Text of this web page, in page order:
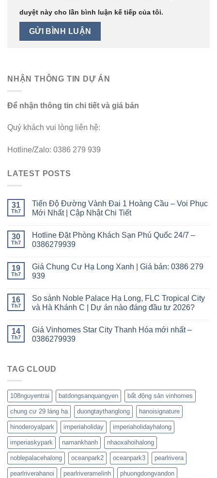
duyệt này cho lần bình luận kế tiếp của tôi.
NHẬN THÔNG TIN DỰ ÁN
Để nhận thông tin chi tiết và giá bán
Quý khách vui lòng liên hệ:
Hotline/Zalo: 0386 279 939
LATEST POSTS
31
Th7
Tiến Độ Đường Vành Đai 1 Hoàng Cầu – Voi Phục
Mới Nhất | Cập Nhật Chi Tiết
30
Th7
Hotline Đặt Phòng Khách Sạn Phú Quốc 24/7 –
0386279939
19
Th7
Giá Chung Cư Hạ Long Xanh | Giá bán: 0386 279
939
16
Th7
So sánh Noble Palace Hạ Long, FLC Tropical City
và Hà Khánh C | Dự án nào đáng đầu tư 2026?
14
Th7
Giá Vinhomes Star City Thanh Hóa mới nhất –
0386279939
TAG CLOUD
108nguyentrai batdongsanquangyen bất động sản vinhomes
chung cư 29 láng hạ duongtaythanglong hanoisignature
hinoderoyalpark imperiaholiday imperiaholidayhalong
imperiaskypark namankhanh nhaoxahoihalong
noblepalacehalong oceanpark2 oceanpark3 pearlrivera
pearlriverahanoi pearlriveramelinh phuongdongvandon